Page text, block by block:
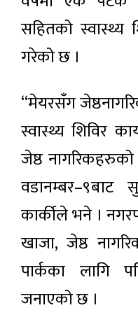
सहितको स्वास्थ्य
गरेको छ ।
“मेयरसँग
स्वास्थ्य शिविर
जेष्ठ
कार्कीले भने ।
खाजा, जेष्ठ
पार्कका लागि
जनाएको छ ।